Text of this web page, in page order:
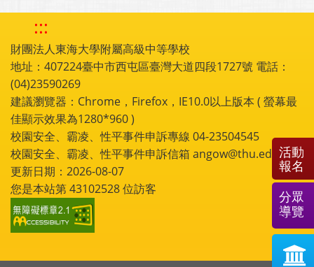
:::
財團法人東海大學附屬高級中等學校
地址：407224臺中市西屯區臺灣大道四段1727號 電話：
(04)23590269
建議瀏覽器：Chrome，Firefox，IE10.0以上版本 ( 螢幕最
佳顯示效果為1280*960 )
校園安全、霸凌、性平事件申訴專線 04-23504545
校園安全、霸凌、性平事件申訴信箱 angow@thu.edu.tw
更新日期：2026-08-07
您是本站第43102528位訪客
活動
報名
分眾
導覽